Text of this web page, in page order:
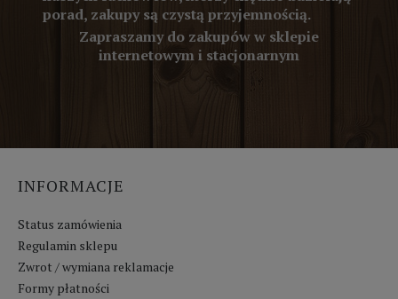
porad, zakupy są czystą przyjemnością.
Zapraszamy do zakupów w sklepie
internetowym i stacjonarnym
INFORMACJE
Status zamówienia
Regulamin sklepu
Zwrot / wymiana reklamacje
Formy płatności